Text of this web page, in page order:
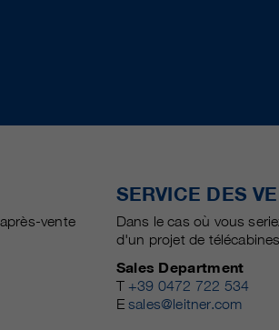
vente
SERVICE DES
Dans le cas où vous
d'un projet de
Sales Department
T +39 0472 722 534
Esales@leitner.com